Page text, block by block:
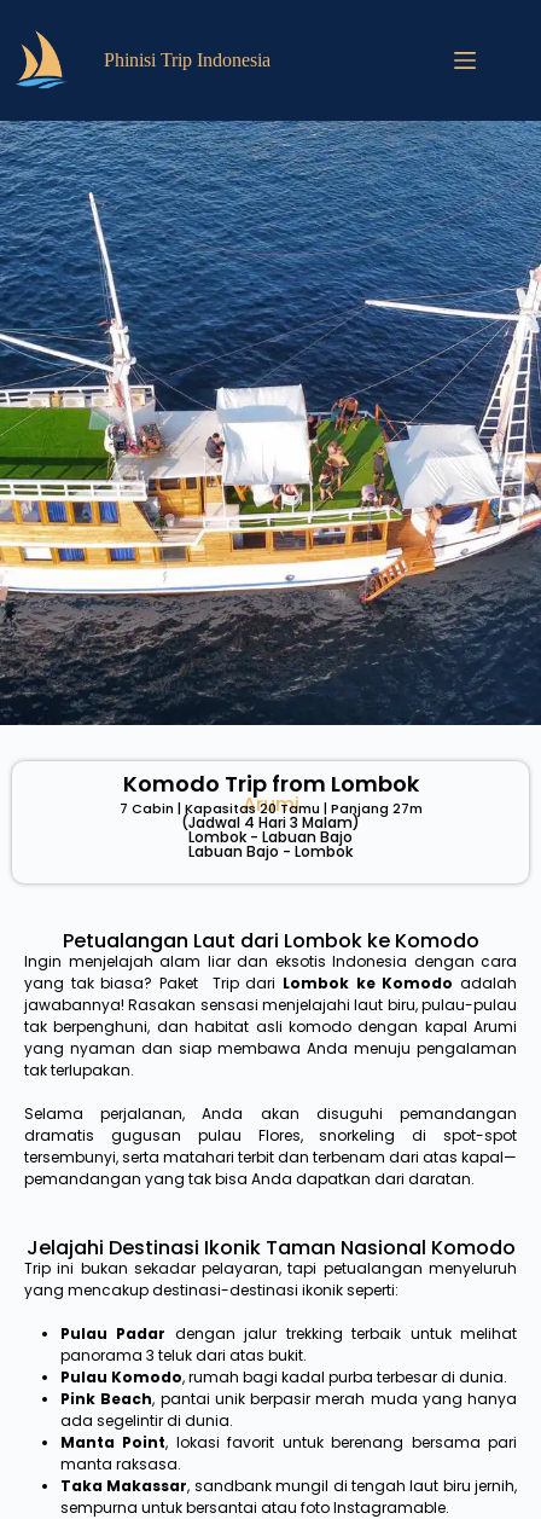
Phinisi Trip Indonesia
Komodo Trip from Lombok
Arumi
7 Cabin | Kapasitas 20 Tamu | Panjang 27m
(Jadwal 4 Hari 3 Malam)
Lombok - Labuan Bajo
Labuan Bajo - Lombok
Petualangan Laut dari Lombok ke Komodo
Ingin menjelajah alam liar dan eksotis Indonesia dengan cara
yang tak biasa? Paket Trip dari Lombok ke Komodo adalah
jawabannya! Rasakan sensasi menjelajahi laut biru, pulau-pulau
tak berpenghuni, dan habitat asli komodo dengan kapal Arumi
yang nyaman dan siap membawa Anda menuju pengalaman
tak terlupakan.
Selama perjalanan, Anda akan disuguhi pemandangan
dramatis gugusan pulau Flores, snorkeling di spot-spot
tersembunyi, serta matahari terbit dan terbenam dari atas kapal—
pemandangan yang tak bisa Anda dapatkan dari daratan.
Jelajahi Destinasi Ikonik Taman Nasional Komodo
Trip ini bukan sekadar pelayaran, tapi petualangan menyeluruh
yang mencakup destinasi-destinasi ikonik seperti:
Pulau Padar dengan jalur trekking terbaik untuk melihat
panorama 3 teluk dari atas bukit.
Pulau Komodo, rumah bagi kadal purba terbesar di dunia.
Pink Beach, pantai unik berpasir merah muda yang hanya
ada segelintir di dunia.
Manta Point, lokasi favorit untuk berenang bersama pari
manta raksasa.
Taka Makassar, sandbank mungil di tengah laut biru jernih,
sempurna untuk bersantai atau foto Instagramable.